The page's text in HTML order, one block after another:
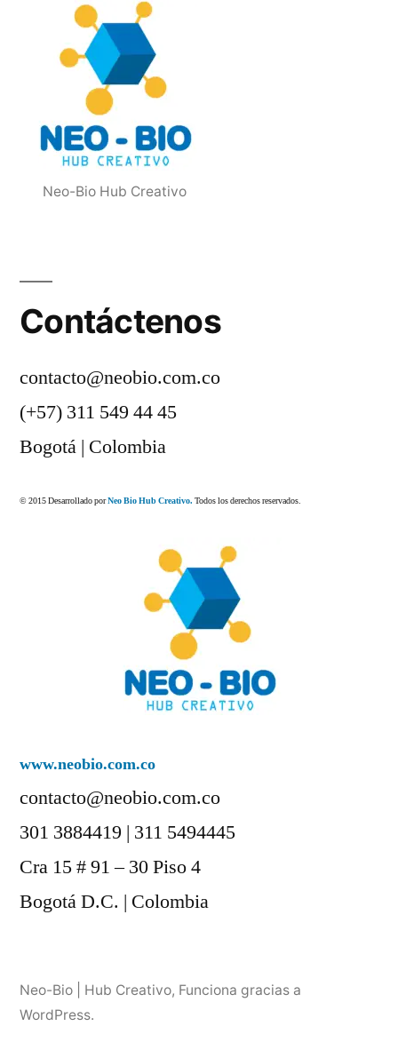
Neo-Bio Hub Creativo
Contáctenos
contacto@neobio.com.co
(+57) 311 549 44 45
Bogotá | Colombia
© 2015 Desarrollado porNeo Bio Hub Creativo. Todos los derechos reservados.
www.neobio.com.co
contacto@neobio.com.co
301 3884419 | 311 5494445
Cra 15 # 91 – 30 Piso 4
Bogotá D.C. | Colombia
Neo-Bio | Hub Creativo, Funciona gracias a
WordPress.